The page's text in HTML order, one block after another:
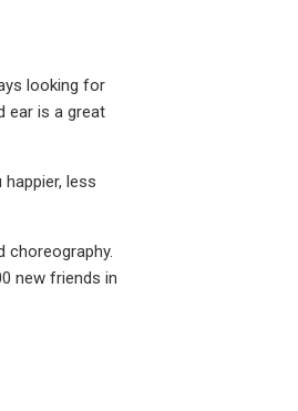
looking for
ear is a great
less
choreography.
new friends in